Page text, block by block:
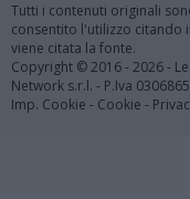
Tutti i contenuti originali
consentito l'utilizzo citando
viene citata la fonte.
Copyright © 2016 - 2026 -
Network s.r.l. - P.Iva
Imp. Cookie - Cookie -